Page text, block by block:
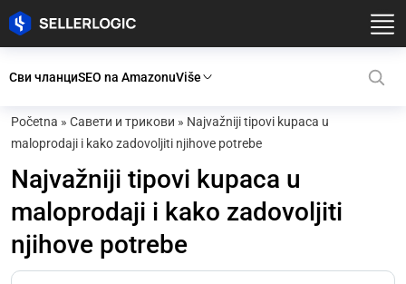
Сви чланциSEO na AmazonuViše
Početna » Савети и трикови » Najvažniji tipovi kupaca u
maloprodaji i kako zadovoljiti njihove potrebe
Najvažniji tipovi kupaca u
maloprodaji i kako zadovoljiti
njihove potrebe